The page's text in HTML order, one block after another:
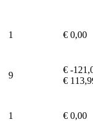
1 € 0,00
9
€ -
€
1 € 0,00